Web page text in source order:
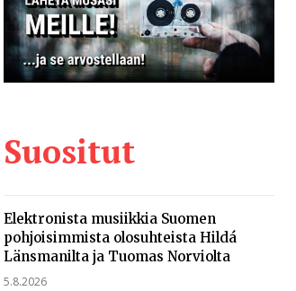
Suositut
Elektronista musiikkia Suomen
pohjoisimmista olosuhteista Hildá
Länsmanilta ja Tuomas Norviolta
5.8.2026